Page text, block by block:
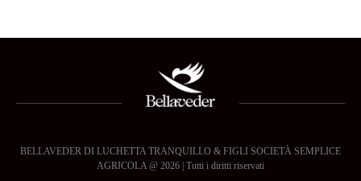
BELLAVEDER DI LUCHETTA TRANQUILLO & FIGLI SOCIETÀ SEMPLICE
AGRICOLA @ 2026 | Tutti i diritti riservati